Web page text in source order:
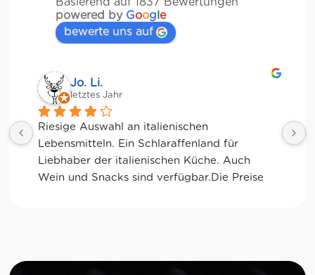
powered by Google
bewerte uns auf
Jo. Li.
letztes Jahr
Riesige Auswahl an italienischen
Lebensmitteln. Ein Schlaraffenland für
Liebhaber der italienischen Küche. Auch
Wein und Snacks sind verfügbar.Die Preise